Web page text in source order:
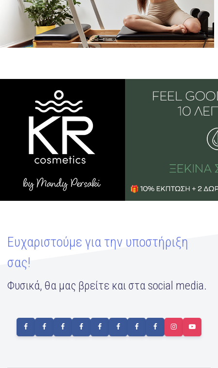
Ευχαριστούμε για την υποστήριξη
σας!
Φυσικά, θα μας βρείτε και στα social media.